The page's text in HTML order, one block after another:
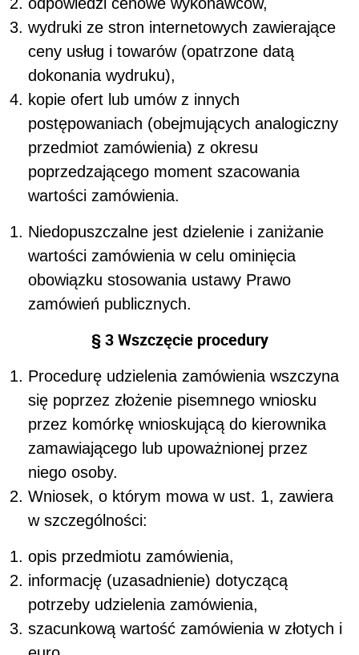
wydruki ze stron internetowych zawierające
ceny usług i towarów (opatrzone datą
dokonania wydruku),
kopie ofert lub umów z innych
postępowaniach (obejmujących analogiczny
przedmiot zamówienia) z okresu
poprzedzającego moment szacowania
wartości zamówienia.
Niedopuszczalne jest dzielenie i zaniżanie
wartości zamówienia w celu ominięcia
obowiązku stosowania ustawy Prawo
zamówień publicznych.
§ 3 Wszczęcie procedury
Procedurę udzielenia zamówienia wszczyna
się poprzez złożenie pisemnego wniosku
przez komórkę wnioskującą do kierownika
zamawiającego lub upoważnionej przez
niego osoby.
Wniosek, o którym mowa w ust. 1, zawiera
w szczególności:
opis przedmiotu zamówienia,
informację (uzasadnienie) dotyczącą
potrzeby udzielenia zamówienia,
szacunkową wartość zamówienia w złotych i